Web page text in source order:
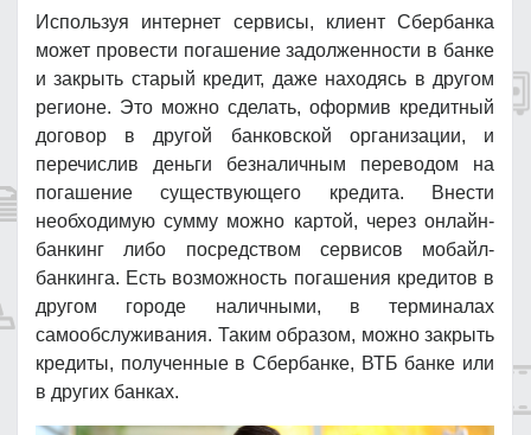
Используя интернет сервисы, клиент Сбербанка
может провести погашение задолженности в банке
и закрыть старый кредит, даже находясь в другом
регионе. Это можно сделать, оформив кредитный
договор в другой банковской организации, и
перечислив деньги безналичным переводом на
погашение существующего кредита. Внести
необходимую сумму можно картой, через онлайн-
банкинг либо посредством сервисов мобайл-
банкинга. Есть возможность погашения кредитов в
другом городе наличными, в терминалах
самообслуживания. Таким образом, можно закрыть
кредиты, полученные в Сбербанке, ВТБ банке или
в других банках.